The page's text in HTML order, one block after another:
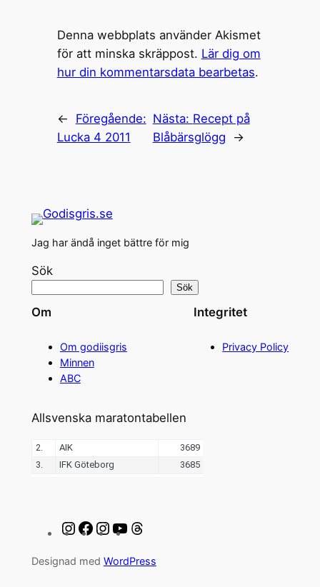
Denna webbplats använder Akismet
för att minska skräppost. Lär dig om
hur din kommentarsdata bearbetas.
←
Föregående:
Lucka 4 2011
Nästa: Recept på
Blåbärsglögg
→
Jag har ändå inget bättre för mig
Sök
Sök
Om
Om godiisgris
Minnen
ABC
Integritet
Privacy Policy
Allsvenska maratontabellen
Instagram
Facebook
Instagram
YouTube
Designad med WordPress